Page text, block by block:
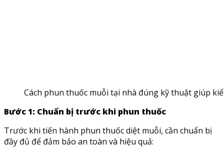
Cách phun thuốc muỗi tại nhà đúng kỹ thuật giúp
Bước 1: Chuẩn bị trước khi phun thuốc
Trước khi tiến hành phun thuốc diệt muỗi, cần chuẩn bị
đầy đủ để đảm bảo an toàn và hiệu quả: